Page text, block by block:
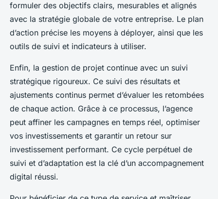
formuler des objectifs clairs, mesurables et alignés
avec la stratégie globale de votre entreprise. Le plan
d’action précise les moyens à déployer, ainsi que les
outils de suivi et indicateurs à utiliser.
Enfin, la gestion de projet continue avec un suivi
stratégique rigoureux. Ce suivi des résultats et
ajustements continus permet d’évaluer les retombées
de chaque action. Grâce à ce processus, l’agence
peut affiner les campagnes en temps réel, optimiser
vos investissements et garantir un retour sur
investissement performant. Ce cycle perpétuel de
suivi et d’adaptation est la clé d’un accompagnement
digital réussi.